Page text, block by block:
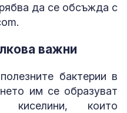
да се обсъжда с
важни
бактерии в
им се образуват
киселини, които